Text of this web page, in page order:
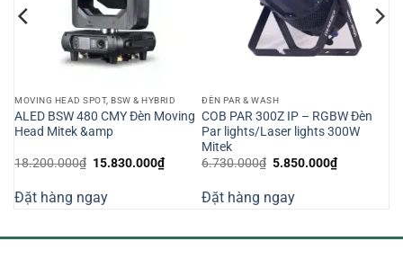
MOVING HEAD SPOT, BSW & HYBRID
ALED BSW 480 CMY Đèn Moving
Head Mitek &amp
18.200.000₫ Giá
18.200.000₫.
15.830.000₫Giá
hiện
15.830.000₫.
Đặt hàng ngay
ĐÈN PAR & WASH
COB PAR 300Z IP – RGBW Đèn
Par lights/Laser lights 300W
Mitek
6.730.000₫ Giá
6.730.000₫.
5.850.000₫Giá
hiện
Đặt hàng ngay